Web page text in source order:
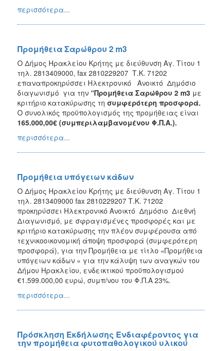
περισσότερα...
Προμήθεια Σαρώθρου 2 m3
Ο Δήμος Ηρακλείου Κρήτης με διεύθυνση Αγ. Τίτου 1
τηλ. 2813409000, fax 2810229207 Τ.Κ. 71202
επαναπροκηρύσσει Ηλεκτρονικό Ανοικτό Δημόσιο
διαγωνισμό για την “Προμήθεια Σαρώθρου 2 m3 με
κριτήριο κατακύρωσης τη συμφερότερη προσφορά.
Ο συνολικός προϋπολογισμός της προμήθειας είναι
165.000,00€ (συμπεριλαμβανομένου Φ.Π.Α.).
περισσότερα...
Προμήθεια υπόγειων κάδων
Ο Δήμος Ηρακλείου Κρήτης με διεύθυνση Αγ. Τίτου 1
τηλ. 2813409000 fax 2810229207 Τ.Κ. 71202
προκηρύσσει Ηλεκτρονικό Ανοικτό Δημόσιο Διεθνή
Διαγωνισμό, με σφραγισμένες προσφορές και με
κριτήριο κατακύρωσης την πλέον συμφέρουσα από
τεχνικοοικονομική άποψη προσφορά (συμφερότερη
προσφορά), για την Προμήθεια με τίτλο «Προμήθεια
υπόγειων κάδων » για την κάλυψη των αναγκών του
Δήμου Ηρακλείου, ενδεικτικού προϋπολογισμού
€1.599.000,00 ευρώ, συμπ/νου του Φ.Π.Α 23%.
περισσότερα...
Πρόσκληση Εκδήλωσης Ενδιαφέροντος για
την προμήθεια φυτοπαθολογικού υλικού